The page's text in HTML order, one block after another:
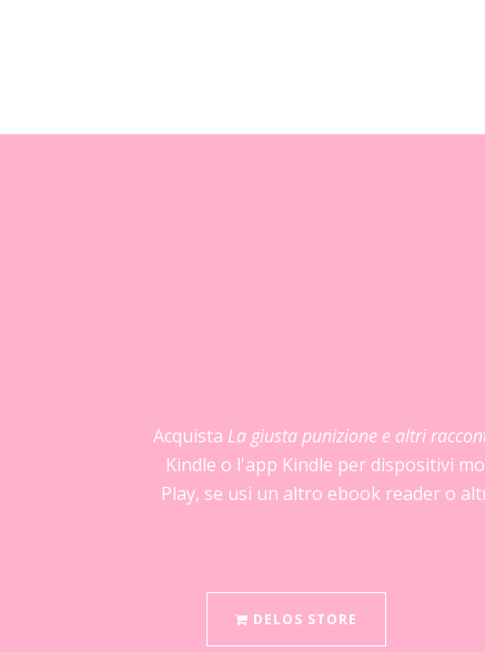
Acquista La giusta punizione e altri
Kindle o l'app Kindle per dispositivi
Play, se usi un altro ebook reader o
DELOS STORE